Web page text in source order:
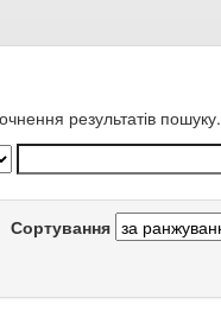
результатів пошуку.
Сортування